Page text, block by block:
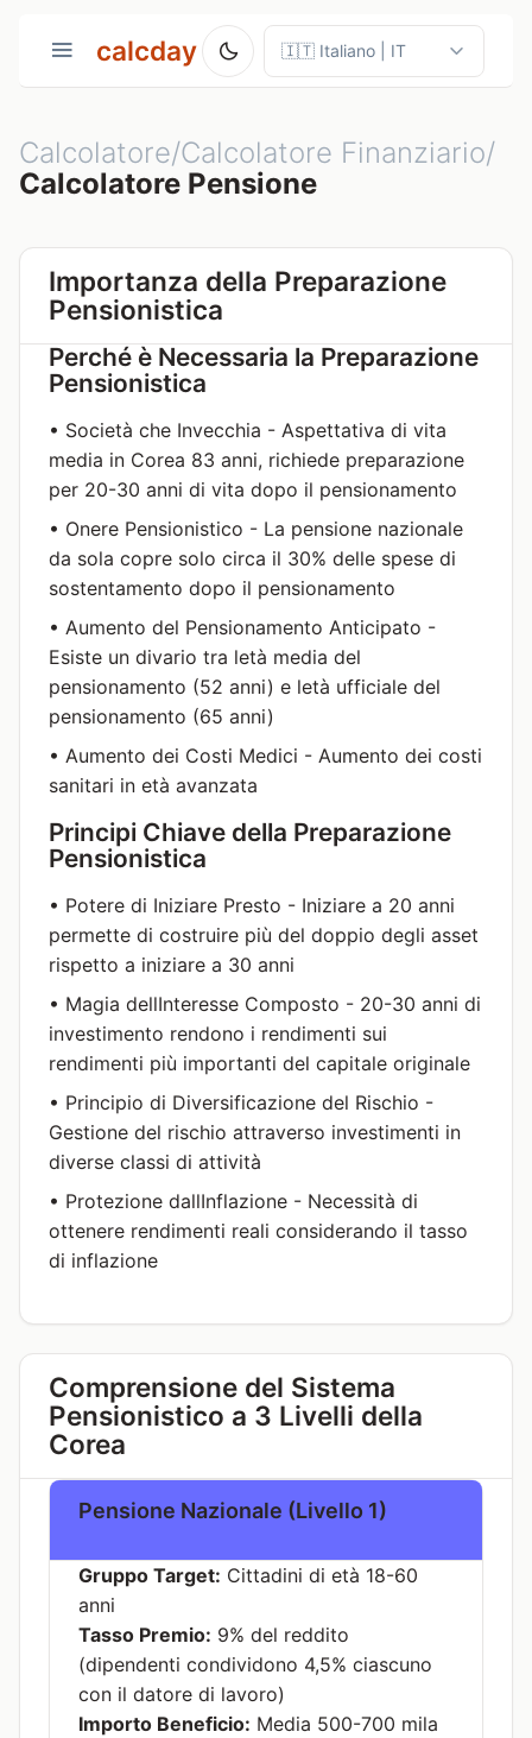
calcday
Calcolatore/Calcolatore Finanziario/
Calcolatore Pensione
Importanza della Preparazione
Pensionistica
Perché è Necessaria la Preparazione
Pensionistica
• Società che Invecchia - Aspettativa di vita
media in Corea 83 anni, richiede preparazione
per 20-30 anni di vita dopo il pensionamento
• Onere Pensionistico - La pensione nazionale
da sola copre solo circa il 30% delle spese di
sostentamento dopo il pensionamento
• Aumento del Pensionamento Anticipato -
Esiste un divario tra letà media del
pensionamento (52 anni) e letà ufficiale del
pensionamento (65 anni)
• Aumento dei Costi Medici - Aumento dei costi
sanitari in età avanzata
Principi Chiave della Preparazione
Pensionistica
• Potere di Iniziare Presto - Iniziare a 20 anni
permette di costruire più del doppio degli asset
rispetto a iniziare a 30 anni
• Magia dellInteresse Composto - 20-30 anni di
investimento rendono i rendimenti sui
rendimenti più importanti del capitale originale
• Principio di Diversificazione del Rischio -
Gestione del rischio attraverso investimenti in
diverse classi di attività
• Protezione dallInflazione - Necessità di
ottenere rendimenti reali considerando il tasso
di inflazione
Comprensione del Sistema
Pensionistico a 3 Livelli della
Corea
Pensione Nazionale (Livello 1)
Gruppo Target: Cittadini di età 18-60
anni
Tasso Premio: 9% del reddito
(dipendenti condividono 4,5% ciascuno
con il datore di lavoro)
Importo Beneficio: Media 500-700 mila